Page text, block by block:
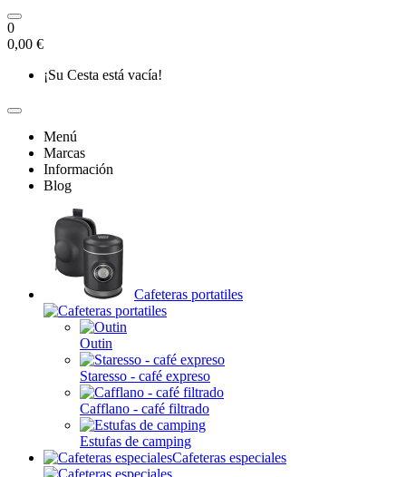
0
0,00 €
¡Su Cesta está vacía!
Menú
Marcas
Información
Blog
Cafeteras portatiles
Outin
Staresso - café expreso
Cafflano - café filtrado
Estufas de camping
Cafeteras especiales